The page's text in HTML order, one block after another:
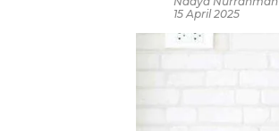
15 April 2025